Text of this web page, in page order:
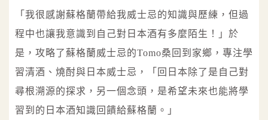
「我很感謝蘇格蘭帶給我威士忌的知識與歷練，但過
程中也讓我意識到自己對日本酒有多麼陌生！」於
是，攻略了蘇格蘭威士忌的Tomo桑回到家鄉，專注學
習清酒、燒酎與日本威士忌，「回日本除了是自己對
尋根溯源的探求，另一個念頭，是希望未來也能將學
習到的日本酒知識回饋給蘇格蘭。」